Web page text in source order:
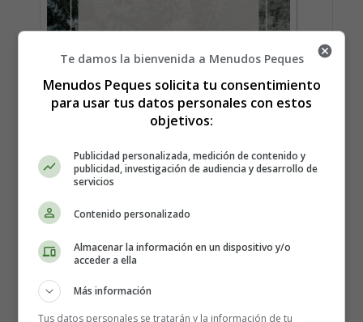
Te damos la bienvenida a Menudos Peques
Menudos Peques solicita tu consentimiento
para usar tus datos personales con estos
objetivos:
Publicidad personalizada, medición de contenido y
publicidad, investigación de audiencia y desarrollo de
servicios
Contenido personalizado
Almacenar la información en un dispositivo y/o
acceder a ella
Más información
Tus datos personales se tratarán y la información de tu